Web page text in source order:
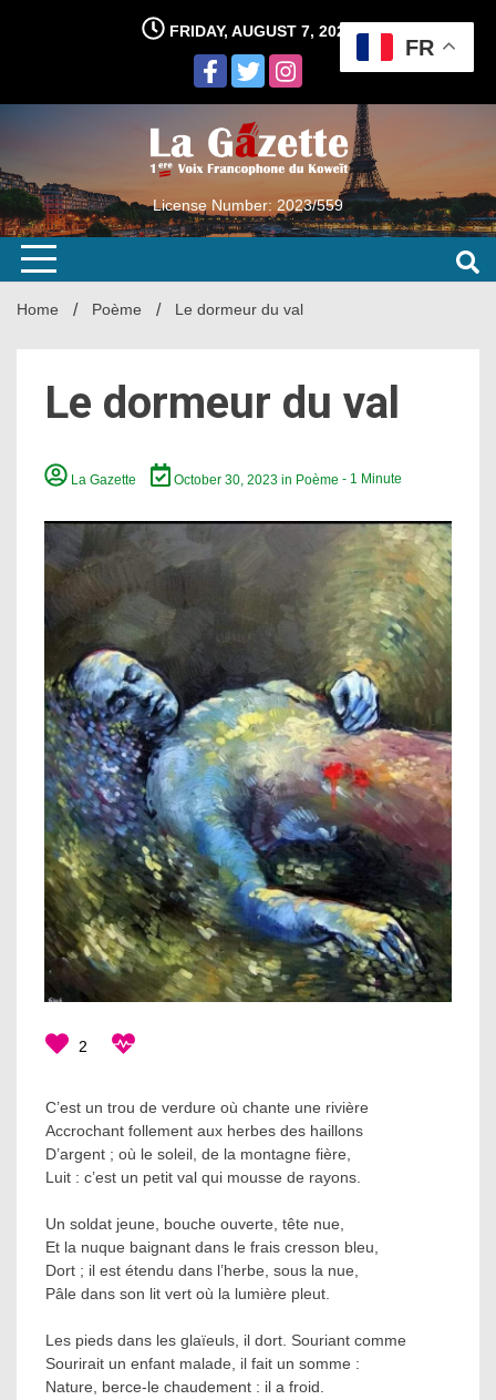
FRIDAY, AUGUST 7, 2026
License Number: 2023/559
Home Poème Le dormeur du val
Le dormeur du val
La Gazette October 30, 2023in Poème - 1 Minute
2
C’est un trou de verdure où chante une rivière
Accrochant follement aux herbes des haillons
D’argent ; où le soleil, de la montagne fière,
Luit : c’est un petit val qui mousse de rayons.
Un soldat jeune, bouche ouverte, tête nue,
Et la nuque baignant dans le frais cresson bleu,
Dort ; il est étendu dans l’herbe, sous la nue,
Pâle dans son lit vert où la lumière pleut.
Les pieds dans les glaïeuls, il dort. Souriant comme
Sourirait un enfant malade, il fait un somme :
Nature, berce-le chaudement : il a froid.
FR